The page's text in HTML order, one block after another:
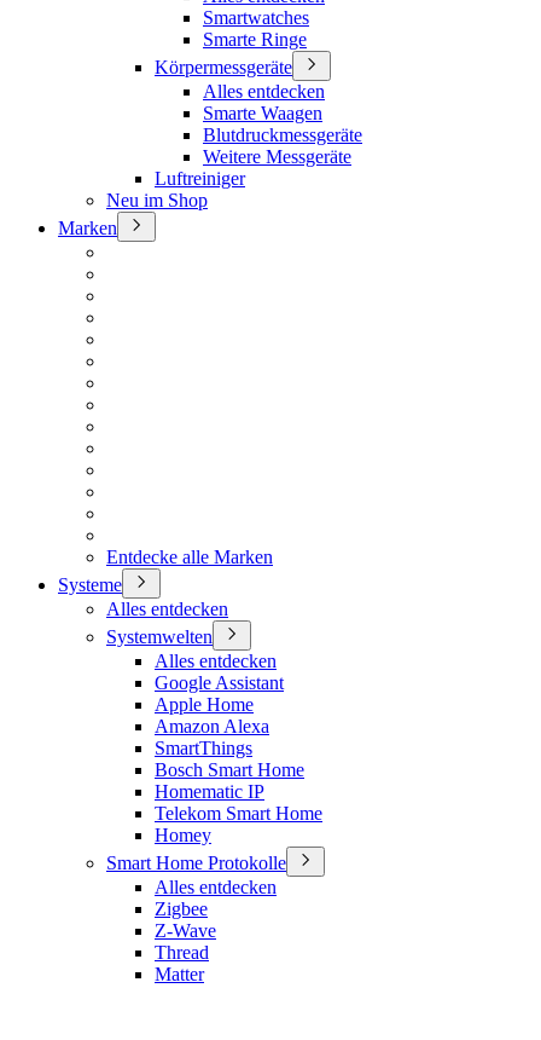
Smartwatches
Smarte Ringe
Körpermessgeräte
Alles entdecken
Smarte Waagen
Blutdruckmessgeräte
Weitere Messgeräte
Luftreiniger
Neu im Shop
Marken
Entdecke alle Marken
Systeme
Alles entdecken
Systemwelten
Alles entdecken
Google Assistant
Apple Home
Amazon Alexa
SmartThings
Bosch Smart Home
Homematic IP
Telekom Smart Home
Homey
Smart Home Protokolle
Alles entdecken
Zigbee
Z-Wave
Thread
Matter